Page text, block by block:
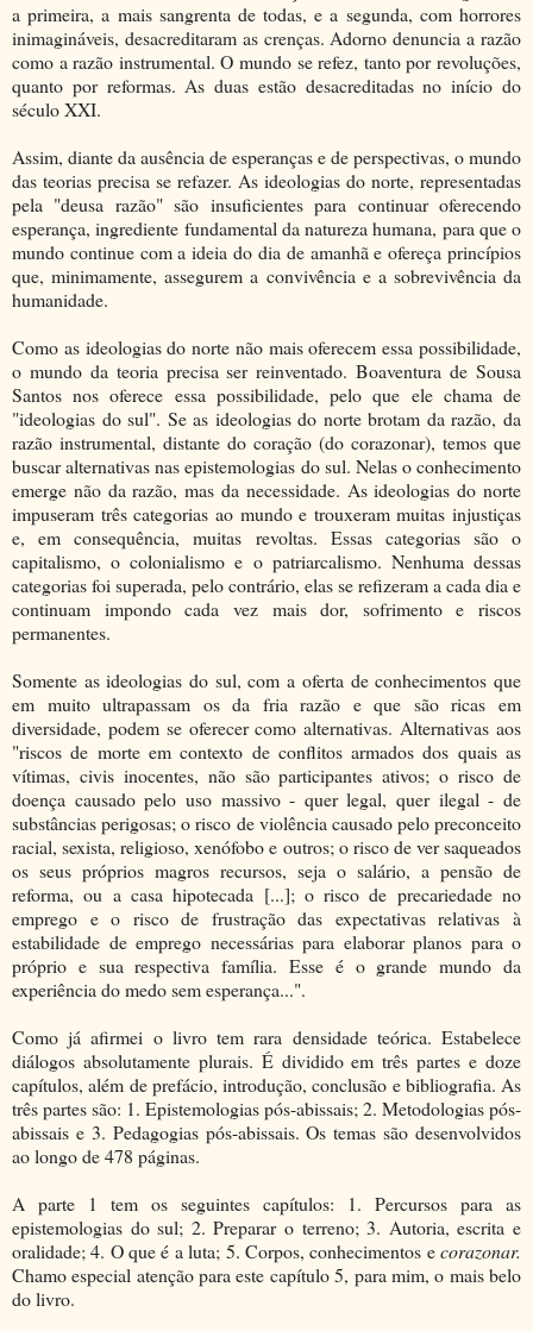
a primeira, a mais sangrenta de todas, e a segunda, com horrores
inimagináveis, desacreditaram as crenças. Adorno denuncia a razão
como a razão instrumental. O mundo se refez, tanto por revoluções,
quanto por reformas. As duas estão desacreditadas no início do
século XXI.
Assim, diante da ausência de esperanças e de perspectivas, o mundo
das teorias precisa se refazer. As ideologias do norte, representadas
pela "deusa razão" são insuficientes para continuar oferecendo
esperança, ingrediente fundamental da natureza humana, para que o
mundo continue com a ideia do dia de amanhã e ofereça princípios
que, minimamente, assegurem a convivência e a sobrevivência da
humanidade.
Como as ideologias do norte não mais oferecem essa possibilidade,
o mundo da teoria precisa ser reinventado. Boaventura de Sousa
Santos nos oferece essa possibilidade, pelo que ele chama de
"ideologias do sul". Se as ideologias do norte brotam da razão, da
razão instrumental, distante do coração (do corazonar), temos que
buscar alternativas nas epistemologias do sul. Nelas o conhecimento
emerge não da razão, mas da necessidade. As ideologias do norte
impuseram três categorias ao mundo e trouxeram muitas injustiças
e, em consequência, muitas revoltas. Essas categorias são o
capitalismo, o colonialismo e o patriarcalismo. Nenhuma dessas
categorias foi superada, pelo contrário, elas se refizeram a cada dia e
continuam impondo cada vez mais dor, sofrimento e riscos
permanentes.
Somente as ideologias do sul, com a oferta de conhecimentos que
em muito ultrapassam os da fria razão e que são ricas em
diversidade, podem se oferecer como alternativas. Alternativas aos
"riscos de morte em contexto de conflitos armados dos quais as
vítimas, civis inocentes, não são participantes ativos; o risco de
doença causado pelo uso massivo - quer legal, quer ilegal - de
substâncias perigosas; o risco de violência causado pelo preconceito
racial, sexista, religioso, xenófobo e outros; o risco de ver saqueados
os seus próprios magros recursos, seja o salário, a pensão de
reforma, ou a casa hipotecada [...]; o risco de precariedade no
emprego e o risco de frustração das expectativas relativas à
estabilidade de emprego necessárias para elaborar planos para o
próprio e sua respectiva família. Esse é o grande mundo da
experiência do medo sem esperança...".
Como já afirmei o livro tem rara densidade teórica. Estabelece
diálogos absolutamente plurais. É dividido em três partes e doze
capítulos, além de prefácio, introdução, conclusão e bibliografia. As
três partes são: 1. Epistemologias pós-abissais; 2. Metodologias pós-
abissais e 3. Pedagogias pós-abissais. Os temas são desenvolvidos
ao longo de 478 páginas.
A parte 1 tem os seguintes capítulos: 1. Percursos para as
epistemologias do sul; 2. Preparar o terreno; 3. Autoria, escrita e
oralidade; 4. O que é a luta; 5. Corpos, conhecimentos ecorazonar.
Chamo especial atenção para este capítulo 5, para mim, o mais belo
do livro.